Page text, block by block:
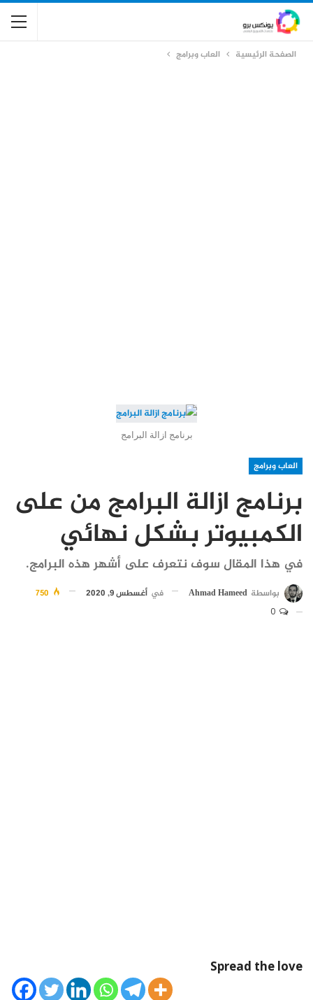
الصفحة الرئيسية العاب وبرامج
برنامج ازالة البرامج
العاب وبرامج
برنامج ازالة البرامج من على
الكمبيوتر بشكل نهائي
في هذا المقال سوف نتعرف على أشهر هذه البرامج.
بواسطة Ahmad Hameed في أغسطس 9, 2020
Spread the love